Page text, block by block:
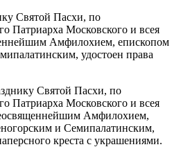
Святой Пасхи, по
Патриарха Московского и всея
Амфилохием, епископом
удостоен права
Святой Пасхи, по
Патриарха Московского и всея
Амфилохием,
и Семипалатинским,
креста с украшениями.